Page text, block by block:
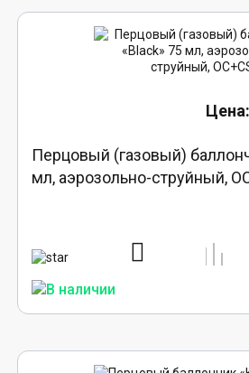
Перцовый (газовый)
мл, аэрозольно-струйный,